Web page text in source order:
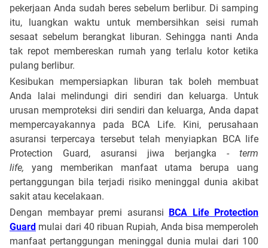
pekerjaan Anda sudah beres sebelum berlibur. Di samping
itu, luangkan waktu untuk membersihkan seisi rumah
sesaat sebelum berangkat liburan. Sehingga nanti Anda
tak repot membereskan rumah yang terlalu kotor ketika
pulang berlibur.
Kesibukan mempersiapkan liburan tak boleh membuat
Anda lalai melindungi diri sendiri dan keluarga. Untuk
urusan memproteksi diri sendiri dan keluarga, Anda dapat
mempercayakannya pada BCA Life. Kini, perusahaan
asuransi terpercaya tersebut telah menyiapkan BCA life
Protection Guard, asuransi jiwa berjangka - term
life, yang memberikan manfaat utama berupa uang
pertanggungan bila terjadi risiko meninggal dunia akibat
sakit atau kecelakaan.
Dengan membayar premi asuransi BCA Life Protection
Guard mulai dari 40 ribuan Rupiah, Anda bisa memperoleh
manfaat pertanggungan meninggal dunia mulai dari 100